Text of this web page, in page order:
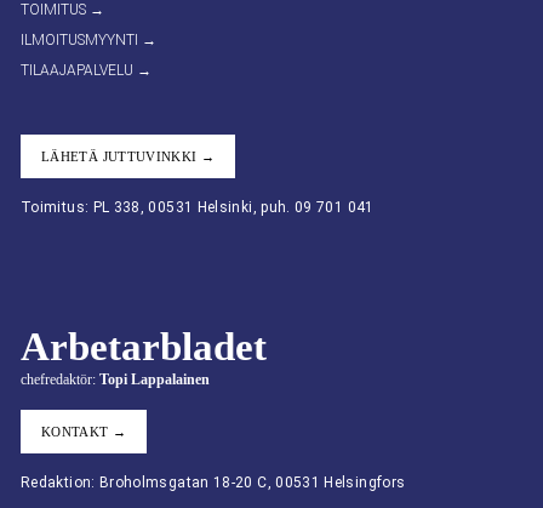
TOIMITUS →
ILMOITUSMYYNTI →
TILAAJAPALVELU →
LÄHETÄ JUTTUVINKKI →
Toimitus: PL 338, 00531 Helsinki, puh. 09 701 041
Arbetarbladet
chefredaktör: Topi Lappalainen
KONTAKT →
Redaktion: Broholmsgatan 18-20 C, 00531 Helsingfors